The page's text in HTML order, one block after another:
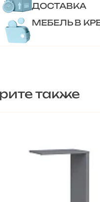
ДОСТАВКА
МЕБЕЛЬ В
также